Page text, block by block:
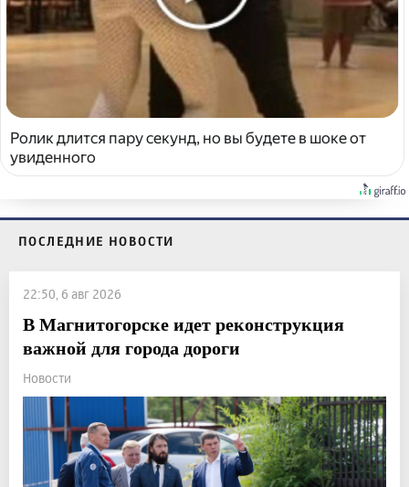
Ролик длится пару секунд, но вы будете в шоке от
увиденного
ПОСЛЕДНИЕ НОВОСТИ
22:50, 6 авг 2026
В Магнитогорске идет реконструкция
важной для города дороги
Новости